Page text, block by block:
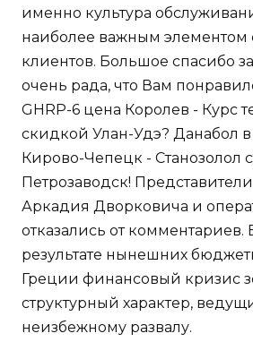
именно культура
наиболее важным элементом
клиентов. Большое спасибо за
очень рада, что Вам
GHRP-6 цена Королев - Курс
скидкой Улан-Удэ? Данабол
Кирово-Чепецк - Станозолол
Петрозаводск!
Аркадия Дворковича и
отказались от
результате нынешних
Греции финансовый кризис
структурный характер,
неизбежному развалу.